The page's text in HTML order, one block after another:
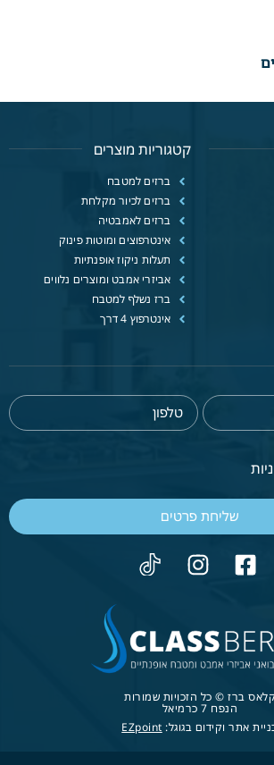
קטגוריות מוצרים
ברזים למטבח
ברזים לכיור מקלחת
ברזים לאמבטיה
אינטרפוצים ומוטות פינוק
תעלות ניקוז אופנתיות
אביזרי אמבט ומוצרים נלווים
ברז נשלף למטבח
אינטרפוץ 4 דרך
שליחת פרטים
ברז © כל הזכויות שמורות
הנפח 7 כרמיאל
אתר וקידום בגוגל: EZpoint